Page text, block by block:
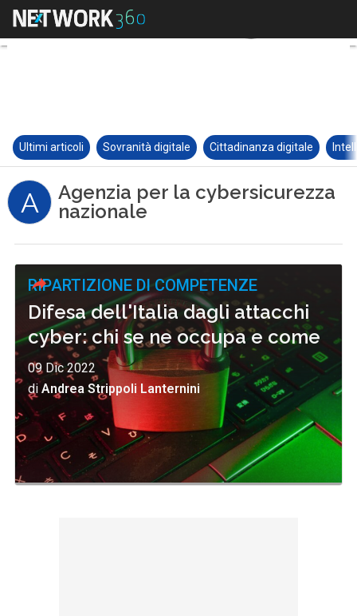
Ultimi articoli Sovranità digitale Cittadinanza digitale
A
Agenzia per la cybersicurezza
nazionale
RIPARTIZIONE DI COMPETENZE
Difesa dell'Italia dagli attacchi
cyber: chi se ne occupa e come
09 Dic 2022
diAndrea Strippoli Lanternini